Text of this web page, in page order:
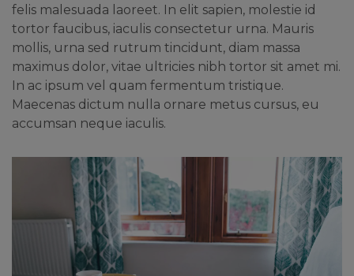
felis malesuada laoreet. In elit sapien, molestie id
tortor faucibus, iaculis consectetur urna. Mauris
mollis, urna sed rutrum tincidunt, diam massa
maximus dolor, vitae ultricies nibh tortor sit amet mi.
In ac ipsum vel quam fermentum tristique.
Maecenas dictum nulla ornare metus cursus, eu
accumsan neque iaculis.